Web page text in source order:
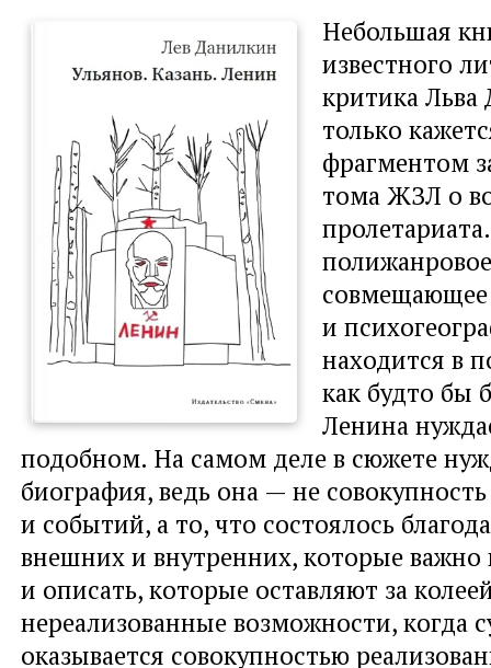
Небольшая
известного
критика
только
фрагментом
тома ЖЗЛ о
и
находится в
как будто бы
Ленина
подобном. На самом деле в сюжете
биография, ведь она — не
и событий, а то, что состоялось
внешних и внутренних, которые важно
и описать, которые оставляют за
нереализованные возможности, когда
оказывается совокупностью